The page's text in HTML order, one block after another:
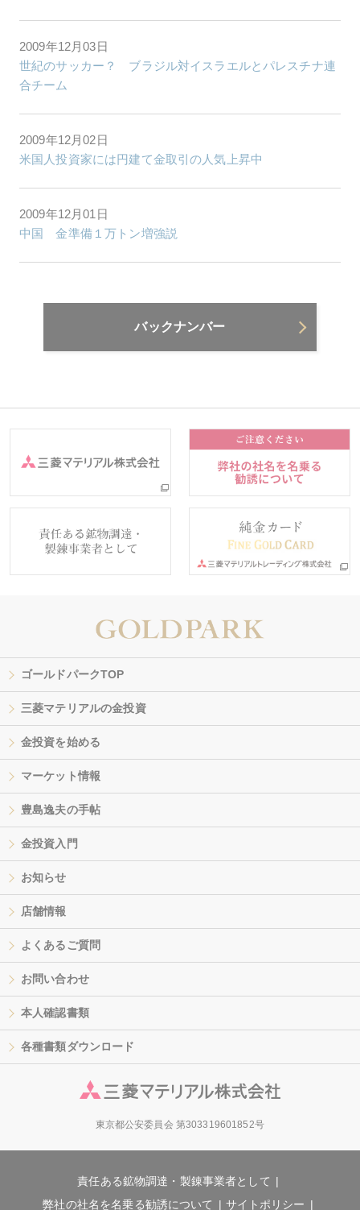
2009年12月03日
世紀のサッカー？ ブラジル対イスラエルとパレスチナ連
合チーム
2009年12月02日
米国人投資家には円建て金取引の人気上昇中
2009年12月01日
中国 金準備１万トン増強説
バックナンバー
ゴールドパークTOP
三菱マテリアルの金投資
金投資を始める
マーケット情報
豊島逸夫の手帖
金投資入門
お知らせ
店舗情報
よくあるご質問
お問い合わせ
本人確認書類
各種書類ダウンロード
東京都公安委員会 第303319601852号
責任ある鉱物調達・製錬事業者として
弊社の社名を名乗る勧誘について
サイトポリシー